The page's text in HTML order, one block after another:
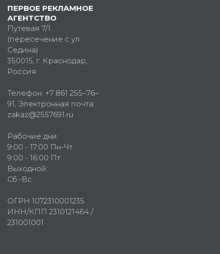
ПЕРВОЕ РЕКЛАМНОЕ
АГЕНТСТВО
Путевая 7/1
(пересечение с ул.
Седина)
350015, г. Краснодар,
Россия
Телефон: +7 861 255–76–
91, Электронная почта:
zakaz@2557691.ru
Рабочие дни:
9:00 - 17:00 Пн-Чт
9:00 - 16:00 Пт
Выходной:
Сб.-Вс.
ОГРН 1072310001235
ИНН/КПП 2310121464 /
231001001